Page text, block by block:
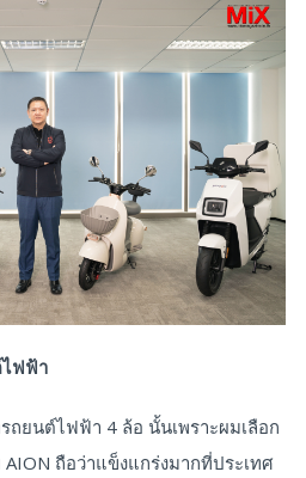
ไฟฟ้า
ถยนต์ไฟฟ้า 4 ล้อ นั้นเพราะผมเลือก
ถือว่าแข็งแกร่งมากที่ประเทศ